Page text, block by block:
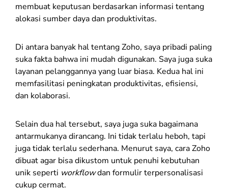
membuat keputusan berdasarkan informasi tentang
alokasi sumber daya dan produktivitas.
Di antara banyak hal tentang Zoho, saya pribadi paling
suka fakta bahwa ini mudah digunakan. Saya juga suka
layanan pelanggannya yang luar biasa. Kedua hal ini
memfasilitasi peningkatan produktivitas, efisiensi,
dan kolaborasi.
Selain dua hal tersebut, saya juga suka bagaimana
antarmukanya dirancang. Ini tidak terlalu heboh, tapi
juga tidak terlalu sederhana. Menurut saya, cara Zoho
dibuat agar bisa dikustom untuk penuhi kebutuhan
unik seperti workflowdan formulir terpersonalisasi
cukup cermat.